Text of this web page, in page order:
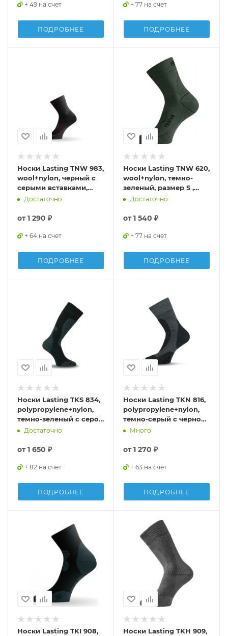
+ 49 на счет
ПОДРОБНЕЕ
+ 77 на счет
ПОДРОБНЕЕ
Носки Lasting TNW 983,
wool+nylon, черный с
серыми вставками,
размер S , TNW983-S
Достаточно
от1 290 ₽
+ 64 на счет
ПОДРОБНЕЕ
Носки Lasting TNW 620,
wool+nylon, темно-
зеленый, размер S ,
TNW620-S
Достаточно
от1 540 ₽
+ 77 на счет
ПОДРОБНЕЕ
Носки Lasting TKS 834,
polypropylene+nylon,
темно-зеленый с серой
вставкой, размер L ,
Достаточно
от1 650 ₽
+ 82 на счет
ПОДРОБНЕЕ
Носки Lasting TKN 816,
polypropylene+nylon,
темно-серый с черной
вставкой, размер S,
Много
от1 270 ₽
+ 63 на счет
ПОДРОБНЕЕ
Носки Lasting TKI 908,
Носки Lasting TKH 909,